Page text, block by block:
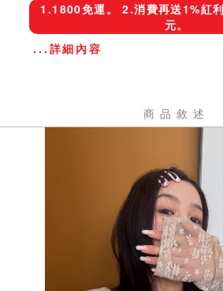
1.1800免運。 2.消費再送1%紅
元。
...詳細內容
商品敘述